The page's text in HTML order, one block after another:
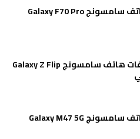
مواصفات هاتف سامسونج Galaxy F70 Pro
جميع مواصفات هاتف سامسونج Galaxy Z Flip
مواصفات هاتف سامسونج Galaxy M47 5G